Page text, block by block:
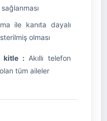
ile kanıta dayalı
olması
kitle : Akıllı telefon
tüm aileler